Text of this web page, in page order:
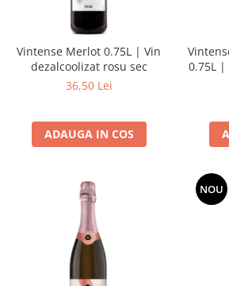
Vintense Merlot 0.75L | Vin
dezalcoolizat rosu sec
36,50 Lei
ADAUGA IN COS
0.75L |
NOU